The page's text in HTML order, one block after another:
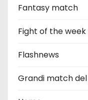
Fantasy match
Fight of the week
Flashnews
Grandi match